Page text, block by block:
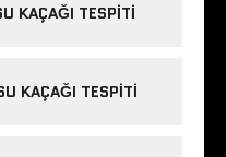
KAÇAĞI TESPITI
KAÇAĞI TESPITI